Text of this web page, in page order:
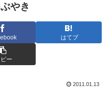
やき
はてブ
ー
2011.01.13